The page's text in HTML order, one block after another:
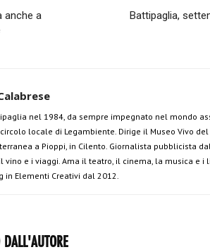
anche a
Battipaglia,
nel 1984, da sempre impegnato nel mondo
locale di Legambiente. Dirige il Museo Vivo
a Pioppi, in Cilento. Giornalista pubblicista
vino e i viaggi. Ama il teatro, il cinema, la musica e i
in Elementi Creativi dal 2012.
DALL'AUTORE